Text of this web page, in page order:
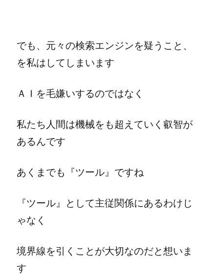
でも、元々の検索エンジンを疑うこと、
を私はしてしまいます
ＡＩを毛嫌いするのではなく
私たち人間は機械をも超えていく叡智が
あるんです
あくまでも『ツール』ですね
『ツール』として主従関係にあるわけじ
ゃなく
境界線を引くことが大切なのだと想いま
す